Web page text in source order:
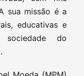
sua missão é a
educativas e
do